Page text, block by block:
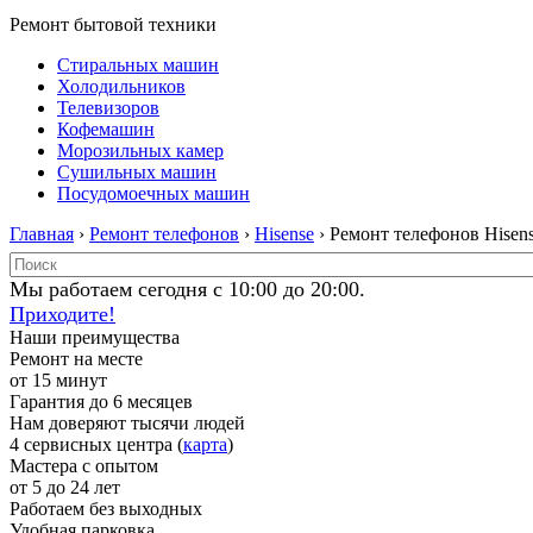
Ремонт бытовой техники
Стиральных машин
Холодильников
Телевизоров
Кофемашин
Морозильных камер
Сушильных машин
Посудомоечных машин
Главная › Ремонт телефонов › Hisense › Ремонт телефонов
Мы работаем сегодня с 10:00 до 20:00.
Приходите!
Наши преимущества
Ремонт на месте
от 15 минут
Гарантия до 6 месяцев
Нам доверяют тысячи людей
4 сервисных центра (карта)
Мастера с опытом
от 5 до 24 лет
Работаем без выходных